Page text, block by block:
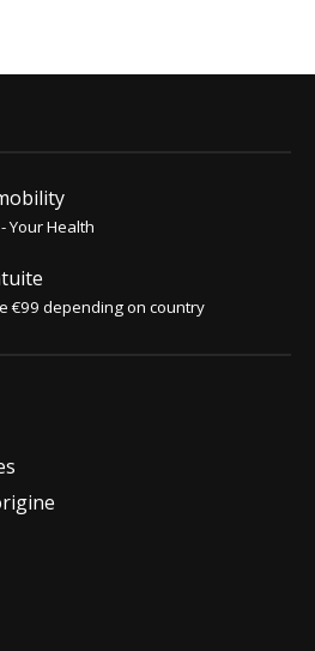
Your Health
€99 depending on country